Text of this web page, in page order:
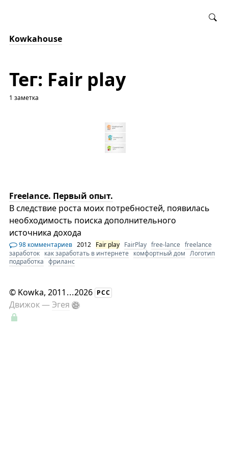
Kowkahouse
Тег: Fair play
1 заметка
Freelance. Первый опыт.
В следствие роста моих потребностей, появилась
необходимость поиска дополнительного
источника дохода
98 комментариев 2012 Fair play FairPlay free-lance freelance
заработок как заработать в интернете комфортный дом Логотип
подработка фриланс
© Kowka, 2011 ...2026 РСС
Движок —Эгея